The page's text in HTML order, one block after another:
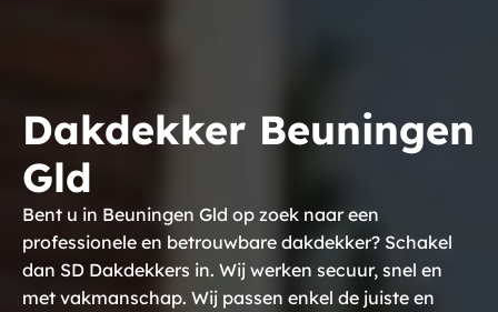
Dakdekker Beuningen
Gld
Bent u in Beuningen Gld op zoek naar een
professionele en betrouwbare dakdekker? Schakel
dan SD Dakdekkers in. Wij werken secuur, snel en
met vakmanschap. Wij passen enkel de juiste en